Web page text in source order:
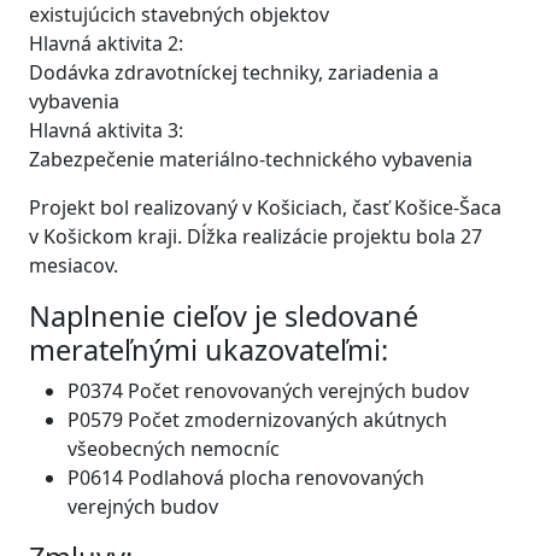
existujúcich stavebných objektov
Hlavná aktivita 2:
Dodávka zdravotníckej techniky, zariadenia a
vybavenia
Hlavná aktivita 3:
Zabezpečenie materiálno-technického vybavenia
Projekt bol realizovaný v Košiciach, časť Košice-Šaca
v Košickom kraji. Dĺžka realizácie projektu bola 27
mesiacov.
Naplnenie cieľov je sledované
merateľnými ukazovateľmi:
P0374 Počet renovovaných verejných budov
P0579 Počet zmodernizovaných akútnych
všeobecných nemocníc
P0614 Podlahová plocha renovovaných
verejných budov